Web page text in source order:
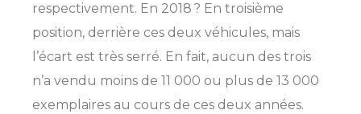
respectivement. En 2018 ? En troisième
position, derrière ces deux véhicules, mais
l’écart est très serré. En fait, aucun des trois
n’a vendu moins de 11 000 ou plus de 13 000
exemplaires au cours de ces deux années.